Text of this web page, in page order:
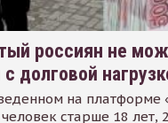
россиян не
долговой
на платформе
старше 18 лет,